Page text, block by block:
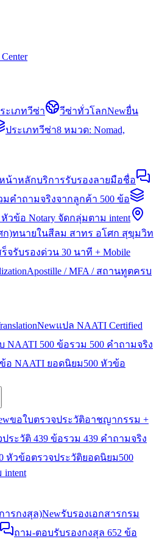
ะเภทวีซ่า วีซ่าทั่วโลกNewยื่น
ประเภทวีซ่า8 หมวด: Nomad,
น้าหลักบริการรับรองลายมือชื่อ
มคำถามจริงจากลูกค้า 500 ข้อ
หัวข้อ Notary จัดกลุ่มตาม intent
ก)ทนายในสีลม สาทร อโศก สุขุมวิท
จรับรองด่วน 30 นาที + Mobile
Apostille / MFA / สถานทูตครบ
Newแปล NAATI Certified
NAATI 500 ข้อรวม 500 คำถามจริง
อ NAATI ยอดนิยม500 หัวข้อ
ขอใบตรวจประวัติอาชญากรรม +
ระวัติ 439 ข้อรวม 439 คำถามจริง
หัวข้อตรวจประวัติยอดนิยม500
ารกงสุล)Newรับรองเอกสารกรม
ถาม-ตอบรับรองกงสุล 652 ข้อ